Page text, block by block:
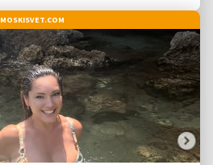
MOSKISVET.COM